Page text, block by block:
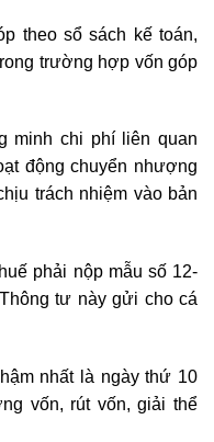
theo sổ sách kế toán,
trường hợp vốn góp
minh chi phí liên quan
động chuyển nhượng
trách nhiệm vào bản
phải nộp mẫu số 12-
tư này gửi cho cá
nhất là ngày thứ 10
vốn, rút vốn, giải thể